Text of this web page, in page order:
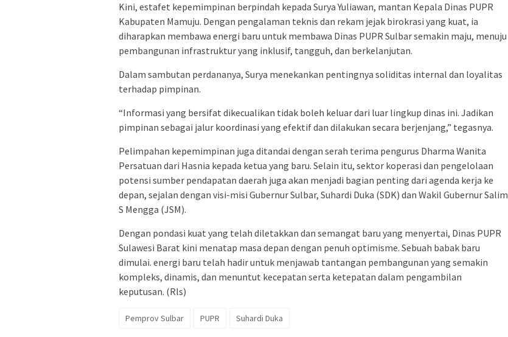
Kini, estafet kepemimpinan berpindah kepada Surya Yuliawan, mantan Kepala Dinas PUPR
Kabupaten Mamuju. Dengan pengalaman teknis dan rekam jejak birokrasi yang kuat, ia
diharapkan membawa energi baru untuk membawa Dinas PUPR Sulbar semakin maju, menuju
pembangunan infrastruktur yang inklusif, tangguh, dan berkelanjutan.
Dalam sambutan perdananya, Surya menekankan pentingnya soliditas internal dan loyalitas
terhadap pimpinan.
“Informasi yang bersifat dikecualikan tidak boleh keluar dari luar lingkup dinas ini. Jadikan
pimpinan sebagai jalur koordinasi yang efektif dan dilakukan secara berjenjang,” tegasnya.
Pelimpahan kepemimpinan juga ditandai dengan serah terima pengurus Dharma Wanita
Persatuan dari Hasnia kepada ketua yang baru. Selain itu, sektor koperasi dan pengelolaan
potensi sumber pendapatan daerah juga akan menjadi bagian penting dari agenda kerja ke
depan, sejalan dengan visi-misi Gubernur Sulbar, Suhardi Duka (SDK) dan Wakil Gubernur Salim
S Mengga (JSM).
Dengan pondasi kuat yang telah diletakkan dan semangat baru yang menyertai, Dinas PUPR
Sulawesi Barat kini menatap masa depan dengan penuh optimisme. Sebuah babak baru
dimulai. energi baru telah hadir untuk menjawab tantangan pembangunan yang semakin
kompleks, dinamis, dan menuntut kecepatan serta ketepatan dalam pengambilan
keputusan. (Rls)
Pemprov Sulbar PUPR Suhardi Duka